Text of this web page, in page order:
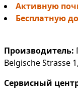
Активную
Бесплатную
Производитель:
Belgische Strasse
Сервисный